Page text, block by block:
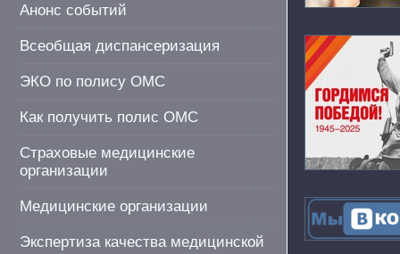
Анонс событий
Всеобщая диспансеризация
ЭКО по полису ОМС
Как получить полис ОМС
Страховые медицинские
организации
Медицинские организации
Экспертиза качества медицинской